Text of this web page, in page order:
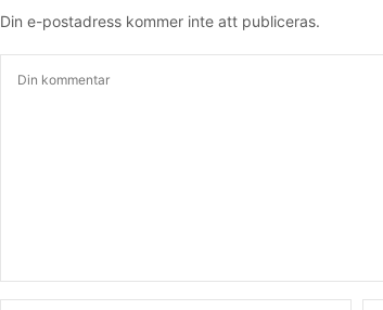
Din e-postadress kommer inte att publiceras.